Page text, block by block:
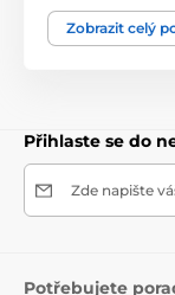
senzoru (Out)
Min/Max:
řádně
Zobrazit celý
Přihlaste se do
Zde napište
Potřebujete